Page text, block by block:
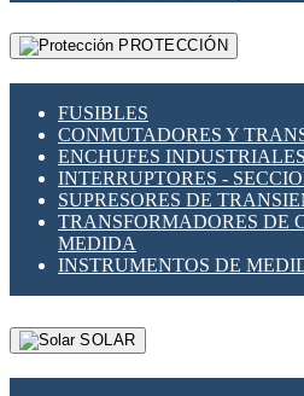
PROTECCIÓN
FUSIBLES
CONMUTADORES Y
ENCHUFES INDUSTRIALES
INTERRUPTORES -
SUPRESORES DE
TRANSFORMADORES DE
MEDIDA
INSTRUMENTOS DE
SOLAR